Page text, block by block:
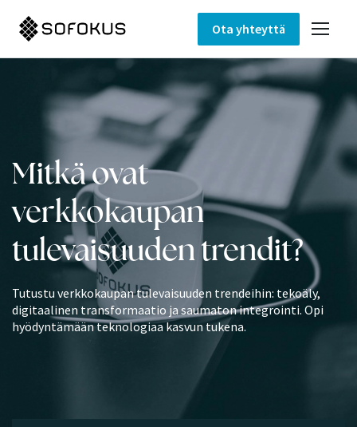
Ota yhteyttä
Mitkä ovat
verkkokaupan
tulevaisuuden trendit?
Tutustu verkkokaupan tulevaisuuden trendeihin: tekoäly,
digitaalinen transformaatio ja saumaton integrointi. Opi
hyödyntämään teknologiaa kasvun tukena.